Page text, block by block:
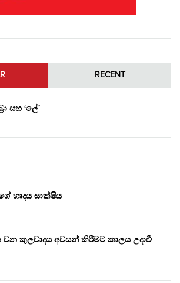
RECENT
සහ ‘ලේ’
හෘදය සාක්ෂිය
වන කුලවාදය අවසන් කිරීමට කාලය උදාවී